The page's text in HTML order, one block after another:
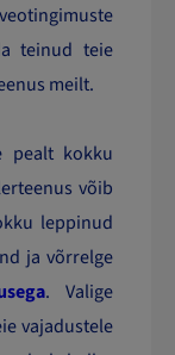
teinud teie
meilt.
pealt kokku
võib
leppinud
ja võrrelge
. Valige
vajadustele